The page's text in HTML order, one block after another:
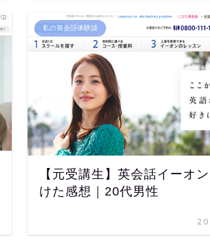
私の英会話体験談
【元受講生】英会話イーオ
けた感想｜20代男性